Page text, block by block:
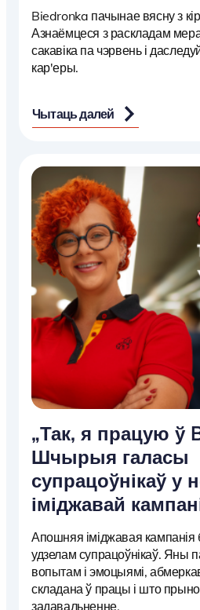
Biedronka пачынае вясну з
Азнаёмцеся з раскладам
сакавіка па чэрвень і
кар'еры.
Чытаць далей
„Так, я працую ў
Шчырыя галасы
супрацоўнікаў у
іміджавай
Апошняя іміджавая
удзелам супрацоўнікаў. Яны
вопытам і эмоцыямі,
складана ў працы і што
задавальненне.